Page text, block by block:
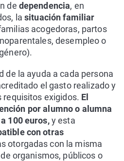
de dependencia, en
lasituación familiar
acogedoras, partos
desempleo o
de la ayuda a cada persona
el gasto realizado y
requisitos exigidos. El
por alumno o alumna
100 euros,y esta
con otras
otorgadas con la misma
organismos, públicos o